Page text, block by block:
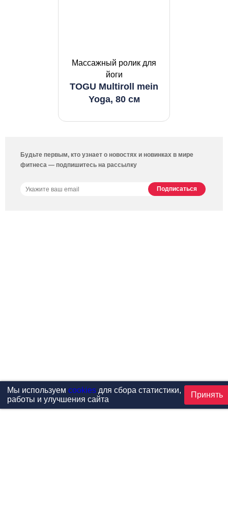
Массажный ролик для
йоги
TOGU Multiroll mein
Yoga, 80 см
Будьте первым, кто узнает о новостях и новинках в мире
фитнеса — подпишитесь на рассылку
Мы используем cookiesдля сбора статистики,
работы и улучшения сайта
Принять